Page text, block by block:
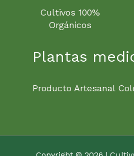
Cultivos 100%
Orgánicos
Plantas
Producto Artesanal